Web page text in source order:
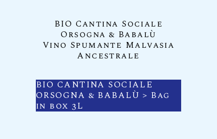
BIO Cantina Sociale
Orsogna & Babalù
Vino Spumante Malvasia
Ancestrale
BIO CANTINA SOCIALE
ORSOGNA & BABALÙ > Bag
in box 3L